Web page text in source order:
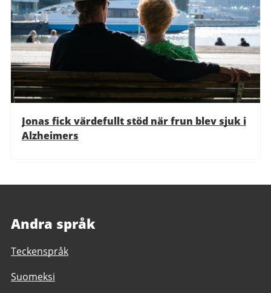
Jonas fick värdefullt stöd när frun blev sjuk i
Alzheimers
Andra språk
Teckenspråk
Suomeksi